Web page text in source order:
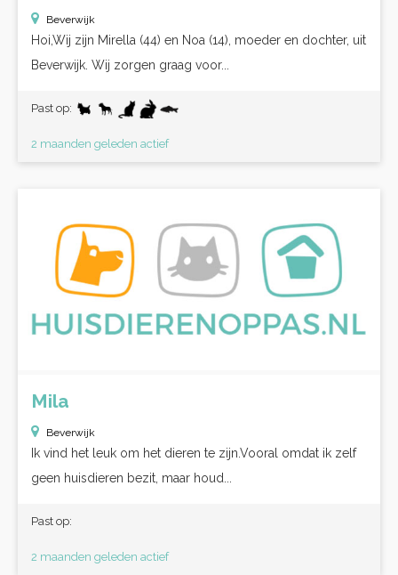
Beverwijk
Hoi,Wij zijn Mirella (44) en Noa (14), moeder en dochter, uit
Beverwijk. Wij zorgen graag voor...
Past op:
2 maanden geleden actief
Mila
Beverwijk
Ik vind het leuk om het dieren te zijn.Vooral omdat ik zelf
geen huisdieren bezit, maar houd...
Past op:
2 maanden geleden actief